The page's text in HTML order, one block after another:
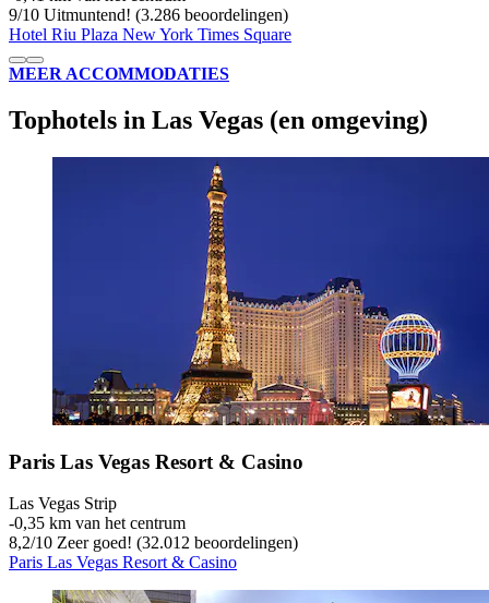
9/10 Uitmuntend! (3.286 beoordelingen)
Hotel Riu Plaza New York Times Square
MEER ACCOMMODATIES
Tophotels in Las Vegas (en omgeving)
Paris Las Vegas Resort & Casino
Las Vegas Strip
‐0,35 km van het centrum
8,2/10 Zeer goed! (32.012 beoordelingen)
Paris Las Vegas Resort & Casino